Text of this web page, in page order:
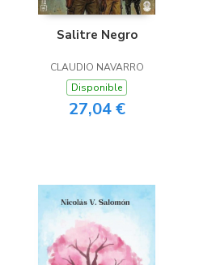
Salitre Negro
CLAUDIO NAVARRO
Disponible
27,04 €